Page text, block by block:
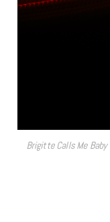
Brigitte Calls Me